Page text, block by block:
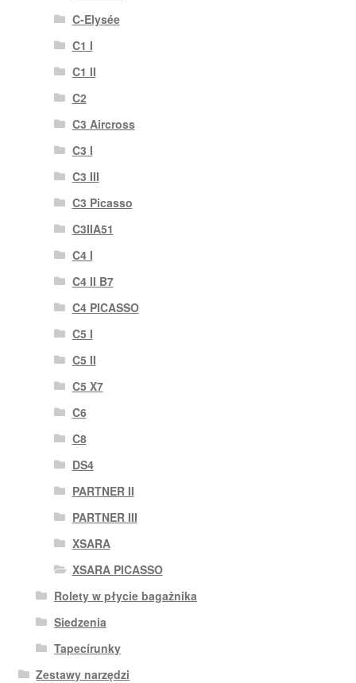
C-Elysée
C1 I
C1 II
C2
C3 Aircross
C3 I
C3 III
C3 Picasso
C3IIA51
C4 I
C4 II B7
C4 PICASSO
C5 I
C5 II
C5 X7
C6
C8
DS4
PARTNER II
PARTNER III
XSARA
XSARA PICASSO
Rolety w płycie bagażnika
Siedzenia
Tapecírunky
Zestawy narzędzi